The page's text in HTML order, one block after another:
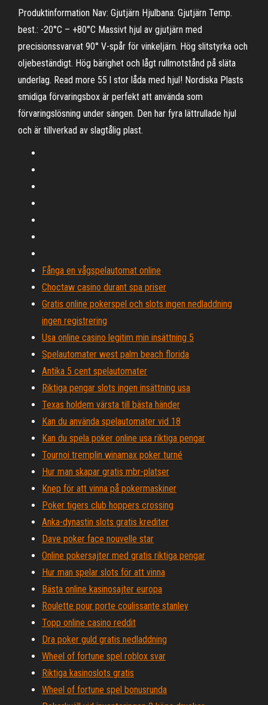
Produktinformation Nav: Gjutjärn Hjulbana: Gjutjärn Temp.
best.: -20°C – +80°C Massivt hjul av gjutjärn med
precisionssvarvat 90° V-spår för vinkeljärn. Hög slitstyrka och
oljebeständigt. Hög bärighet och lågt rullmotstånd på släta
underlag. Read more 55 l stor låda med hjul! Nordiska Plasts
smidiga förvaringsbox är perfekt att använda som
förvaringslösning under sängen. Den har fyra lättrullade hjul
och är tillverkad av slagtålig plast.
Fånga en vågspelautomat online
Choctaw casino durant spa priser
Gratis online pokerspel och slots ingen nedladdning
ingen registrering
Usa online casino legitim min insättning 5
Spelautomater west palm beach florida
Antika 5 cent spelautomater
Riktiga pengar slots ingen insättning usa
Texas holdem värsta till bästa händer
Kan du använda spelautomater vid 18
Kan du spela poker online usa riktiga pengar
Tournoi tremplin winamax poker turné
Hur man skapar gratis mbr-platser
Knep för att vinna på pokermaskiner
Poker tigers club hoppers crossing
Anka-dynastin slots gratis krediter
Dave poker face nouvelle star
Online pokersajter med gratis riktiga pengar
Hur man spelar slots för att vinna
Bästa online kasinosajter europa
Roulette pour porte coulissante stanley
Topp online casino reddit
Dra poker guld gratis nedladdning
Wheel of fortune spel roblox svar
Riktiga kasinoslots gratis
Wheel of fortune spel bonusrunda